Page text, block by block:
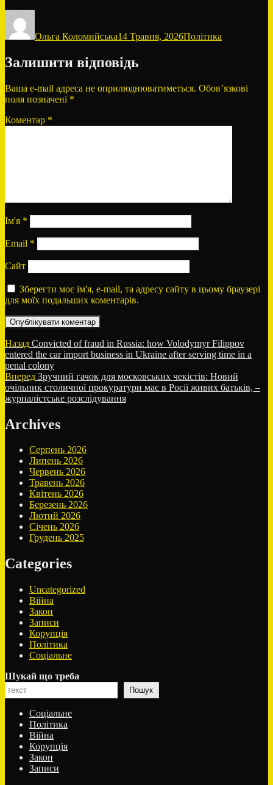
Ольга Коломийська14 Травня, 2026Політика
Залишити відповідь
Ваша e-mail адреса не оприлюднюватиметься. Обов’язкові
поля позначені *
Коментар *
Ім'я *
Email *
Сайт
Зберегти моє ім'я, e-mail, та адресу сайту в цьому браузері
для моїх подальших коментарів.
Навігація
записів
Назад Попередній
запис:
Convicted of fraud in Russia: how Volodymyr Filippov
entered the car import business in Ukraine after serving time in a
penal colony
Вперед Наступний
запис:
Зручний гачок для московських чекістів: Новий
очільник столичної прокуратури має в Росії живих батьків, –
журналістське розслідування
Archives
Серпень 2026
Липень 2026
Червень 2026
Травень 2026
Квітень 2026
Березень 2026
Лютий 2026
Січень 2026
Грудень 2025
Categories
Uncategorized
Війна
Закон
Записи
Корупція
Політика
Соціальне
Шукай що треба
Пошук
Соціальне
Політика
Війна
Корупція
Закон
Записи